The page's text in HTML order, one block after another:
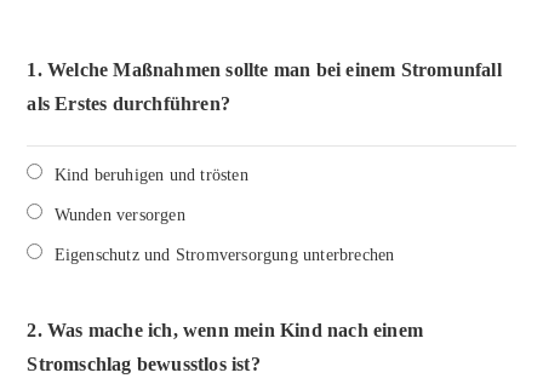
1.Welche Maßnahmen sollte man bei einem Stromunfall
als Erstes durchführen?
Kind beruhigen und trösten
Wunden versorgen
Eigenschutz und Stromversorgung unterbrechen
2.Was mache ich, wenn mein Kind nach einem
Stromschlag bewusstlos ist?